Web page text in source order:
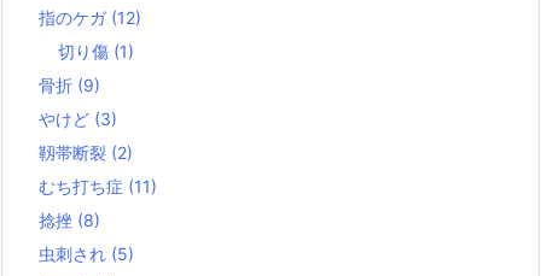
指のケガ (12)
切り傷 (1)
骨折 (9)
やけど (3)
靱帯断裂 (2)
むち打ち症 (11)
捻挫 (8)
虫刺され (5)